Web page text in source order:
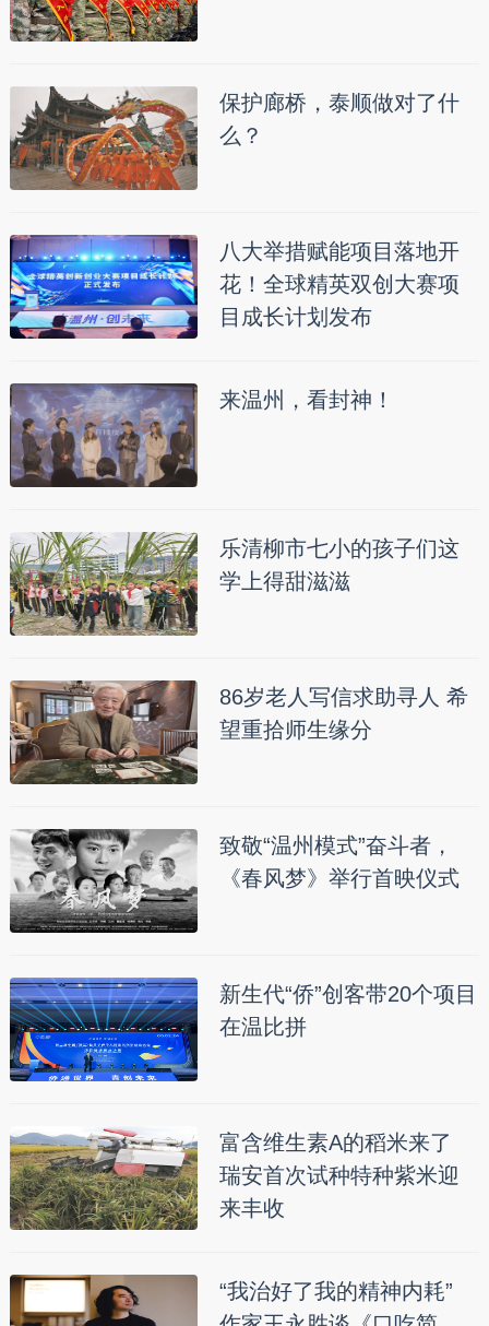
保护廊桥，泰顺做对了什
么？
八大举措赋能项目落地开
花！全球精英双创大赛项
目成长计划发布
来温州，看封神！
乐清柳市七小的孩子们这
学上得甜滋滋
86岁老人写信求助寻人 希
望重拾师生缘分
致敬“温州模式”奋斗者，
《春风梦》举行首映仪式
新生代“侨”创客带20个项目
在温比拼
富含维生素A的稻米来了
瑞安首次试种特种紫米迎
来丰收
“我治好了我的精神内耗”